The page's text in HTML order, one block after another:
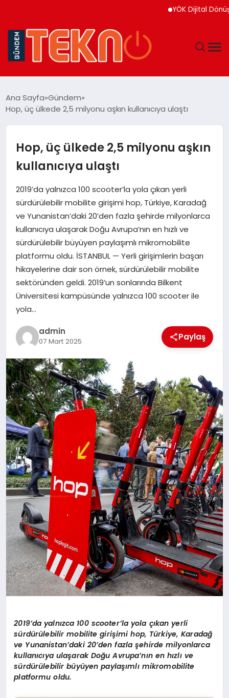
YÖK Dijital Dönüşüm
GÜNDEM
DÜNYA
EĞITIM
EKONOMI
SIYASET
YAŞAM
Ana Sayfa Gündem
Hop, üç ülkede 2,5 milyonu aşkın kullanıcıya ulaştı
Hop, üç ülkede 2,5 milyonu aşkın
kullanıcıya ulaştı
2019’da yalnızca 100 scooter’la yola çıkan yerli
sürdürülebilir mobilite girişimi hop, Türkiye, Karadağ
ve Yunanistan’daki 20’den fazla şehirde milyonlarca
kullanıcıya ulaşarak Doğu Avrupa’nın en hızlı ve
sürdürülebilir büyüyen paylaşımlı mikromobilite
platformu oldu. İSTANBUL — Yerli girişimlerin başarı
hikayelerine dair son örnek, sürdürülebilir mobilite
sektöründen geldi. 2019’un sonlarında Bilkent
Üniversitesi kampüsünde yalnızca 100 scooter ile
yola…
admin
07 Mart 2025 Paylaş
2019’da yalnızca 100 scooter’la yola çıkan yerli
sürdürülebilir mobilite girişimi hop, Türkiye, Karadağ
ve Yunanistan’daki 20’den fazlaşehirde milyonlarca
kullanıcıya ulaşarak Doğu Avrupa’nın en hızlı ve
sürdürülebilir büyüyen paylaşımlı mikromobilite
platformu oldu.